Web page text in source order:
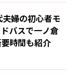
夫婦の初心者モ
バスで一ノ倉
時間も紹介